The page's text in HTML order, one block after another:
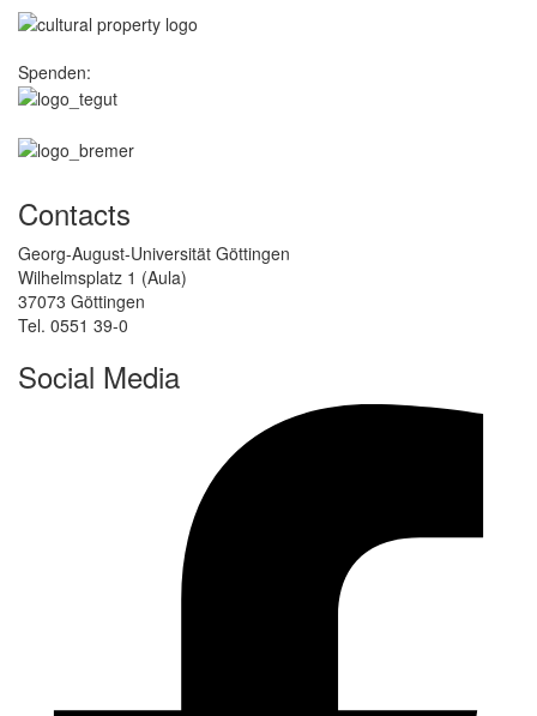
Spenden:
Contacts
Georg-August-Universität Göttingen
Wilhelmsplatz 1 (Aula)
37073 Göttingen
Tel. 0551 39-0
Social Media